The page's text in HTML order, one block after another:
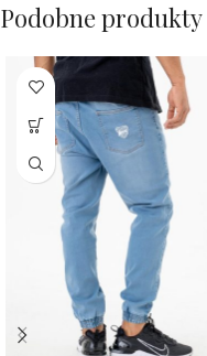
Podobne produkty